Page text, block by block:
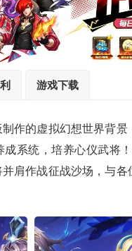
游戏下载
作的虚拟幻想世界背
系统，培养心仪武将
肩作战征战沙场，与